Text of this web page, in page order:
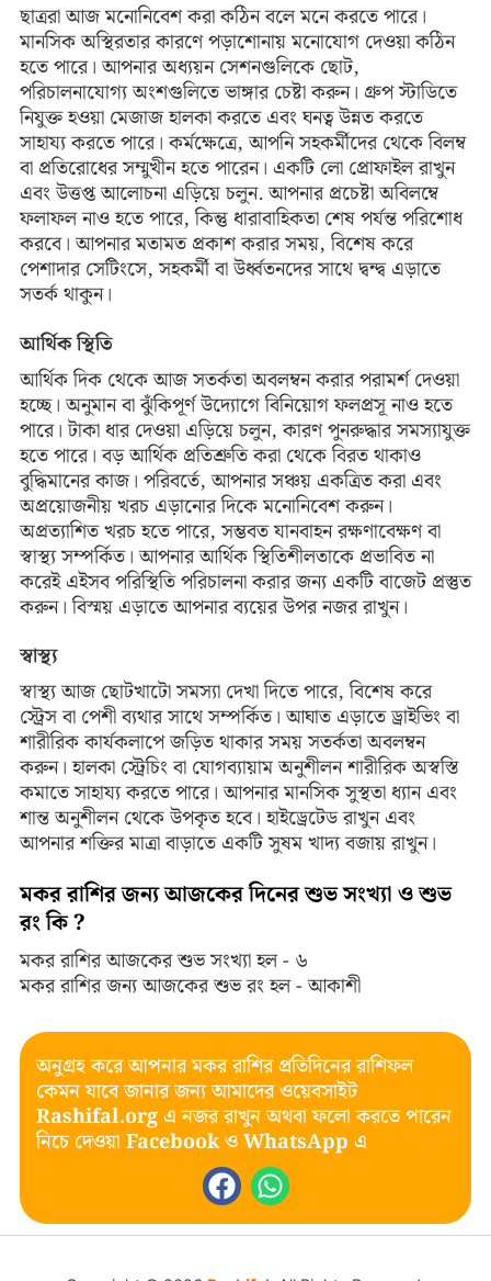
ছাত্ররা আজ মনোনিবেশ করা কঠিন বলে মনে করতে পারে।
মানসিক অস্থিরতার কারণে পড়াশোনায় মনোযোগ দেওয়া কঠিন
হতে পারে। আপনার অধ্যয়ন সেশনগুলিকে ছোট,
পরিচালনাযোগ্য অংশগুলিতে ভাঙ্গার চেষ্টা করুন। গ্রুপ স্টাডিতে
নিযুক্ত হওয়া মেজাজ হালকা করতে এবং ঘনত্ব উন্নত করতে
সাহায্য করতে পারে। কর্মক্ষেত্রে, আপনি সহকর্মীদের থেকে বিলম্ব
বা প্রতিরোধের সম্মুখীন হতে পারেন। একটি লো প্রোফাইল রাখুন
এবং উত্তপ্ত আলোচনা এড়িয়ে চলুন. আপনার প্রচেষ্টা অবিলম্বে
ফলাফল নাও হতে পারে, কিন্তু ধারাবাহিকতা শেষ পর্যন্ত পরিশোধ
করবে। আপনার মতামত প্রকাশ করার সময়, বিশেষ করে
পেশাদার সেটিংসে, সহকর্মী বা উর্ধ্বতনদের সাথে দ্বন্দ্ব এড়াতে
সতর্ক থাকুন।
আর্থিক স্থিতি
আর্থিক দিক থেকে আজ সতর্কতা অবলম্বন করার পরামর্শ দেওয়া
হচ্ছে। অনুমান বা ঝুঁকিপূর্ণ উদ্যোগে বিনিয়োগ ফলপ্রসূ নাও হতে
পারে। টাকা ধার দেওয়া এড়িয়ে চলুন, কারণ পুনরুদ্ধার সমস্যাযুক্ত
হতে পারে। বড় আর্থিক প্রতিশ্রুতি করা থেকে বিরত থাকাও
বুদ্ধিমানের কাজ। পরিবর্তে, আপনার সঞ্চয় একত্রিত করা এবং
অপ্রয়োজনীয় খরচ এড়ানোর দিকে মনোনিবেশ করুন।
অপ্রত্যাশিত খরচ হতে পারে, সম্ভবত যানবাহন রক্ষণাবেক্ষণ বা
স্বাস্থ্য সম্পর্কিত। আপনার আর্থিক স্থিতিশীলতাকে প্রভাবিত না
করেই এইসব পরিস্থিতি পরিচালনা করার জন্য একটি বাজেট প্রস্তুত
করুন। বিস্ময় এড়াতে আপনার ব্যয়ের উপর নজর রাখুন।
স্বাস্থ্য
স্বাস্থ্য আজ ছোটখাটো সমস্যা দেখা দিতে পারে, বিশেষ করে
স্ট্রেস বা পেশী ব্যথার সাথে সম্পর্কিত। আঘাত এড়াতে ড্রাইভিং বা
শারীরিক কার্যকলাপে জড়িত থাকার সময় সতর্কতা অবলম্বন
করুন। হালকা স্ট্রেচিং বা যোগব্যায়াম অনুশীলন শারীরিক অস্বস্তি
কমাতে সাহায্য করতে পারে। আপনার মানসিক সুস্থতা ধ্যান এবং
শান্ত অনুশীলন থেকে উপকৃত হবে। হাইড্রেটেড রাখুন এবং
আপনার শক্তির মাত্রা বাড়াতে একটি সুষম খাদ্য বজায় রাখুন।
মকর রাশির জন্য আজকের দিনের শুভ সংখ্যা ও শুভ
রং কি ?
মকর রাশির আজকের শুভ সংখ্যা হল - ৬
মকর রাশির জন্য আজকের শুভ রং হল - আকাশী
অনুগ্রহ করে আপনার মকর রাশির প্রতিদিনের রাশিফল
কেমন যাবে জানার জন্য আমাদের ওয়েবসাইট
Rashifal.orgএ নজর রাখুন অথবা ফলো করতে পারেন
নিচে দেওয়া FacebookওWhatsApp এ
F
a
c
W
h
a